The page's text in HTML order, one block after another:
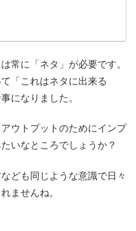
常に「ネタ」が必要です。
「これはネタに出来る
になりました。
ウトプットのためにインプ
いなところでしょうか？
ども同じような意識で日々
ませんね。